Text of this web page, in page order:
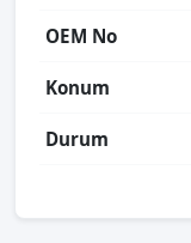
OEM No
Konum
Durum